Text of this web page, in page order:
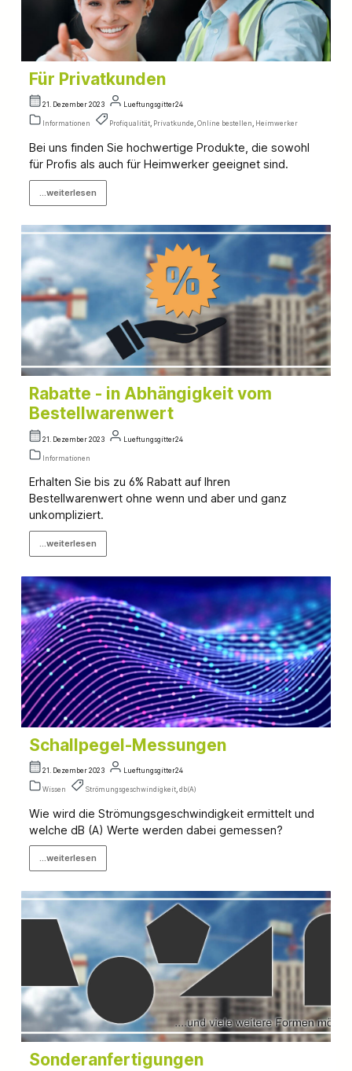
Für Privatkunden
21. Dezember 2023 Lueftungsgitter24
Informationen Profiqualität, Privatkunde , Online bestellen , Heimwerker
Bei uns finden Sie hochwertige Produkte, die sowohl
für Profis als auch für Heimwerker geeignet sind.
...weiterlesen
Rabatte - in Abhängigkeit vom
Bestellwarenwert
21. Dezember 2023 Lueftungsgitter24
Informationen
Erhalten Sie bis zu 6% Rabatt auf Ihren
Bestellwarenwert ohne wenn und aber und ganz
unkompliziert.
...weiterlesen
Schallpegel-Messungen
21. Dezember 2023 Lueftungsgitter24
Wissen Strömungsgeschwindigkeit, db(A)
Wie wird die Strömungsgeschwindigkeit ermittelt und
welche dB (A) Werte werden dabei gemessen?
...weiterlesen
Sonderanfertigungen